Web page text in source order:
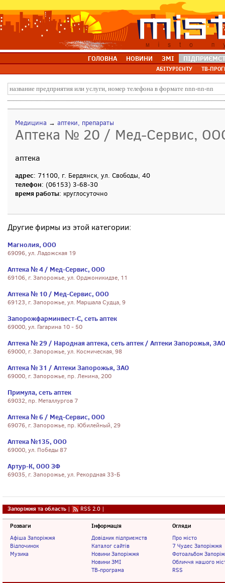
ГОЛОВНА НОВИНИ ЗМІ
АБІТУРІЄНТУ ТВ-
Медицина → аптеки, препараты
Аптека № 20 / Мед-Сервис,
аптека
адрес: 71100, г. Бердянск, ул. Свободы, 40
телефон: (06153) 3-68-30
время работы: круглосуточно
Другие фирмы из этой категории:
Магнолия, ООО
69096, ул. Ладожская 19
Аптека № 4 / Мед-Сервис, ООО
69106, г. Запорожье, ул. Орджоникидзе, 11
Аптека № 10 / Мед-Сервис, ООО
69123, г. Запорожье, ул. Маршала Судца, 9
Запорожфарминвест-С, сеть аптек
69000, ул. Гагарина 10 - 50
Аптека № 29 / Народная аптека, сеть аптек / Аптеки Запорожья, ЗАО
69000, г. Запорожье, ул. Космическая, 98
Аптека № 31 / Аптеки Запорожья, ЗАО
69000, г. Запорожье, пр. Ленина, 200
Примула, сеть аптек
69032, пр. Металлургов 7
Аптека № 6 / Мед-Сервис, ООО
69076, г. Запорожье, пр. Юбилейный, 29
Аптека №135, ООО
69000, ул. Победы 87
Артур-К, ООО ЗФ
69035, г. Запорожье, ул. Рекордная 33-Б
Запоріжжя та область | RSS 2.0 |
Розваги
Афіша Запоріжжя
Відпочинок
Музика
Інформація
Довідник підприємств
Каталог сайтів
Новини Запоріжжя
Новини ЗМІ
ТВ-програма
Огляди
Про місто
7 Чудес Запоріжжя
Фотоальбом
Обличчя нашого
RSS